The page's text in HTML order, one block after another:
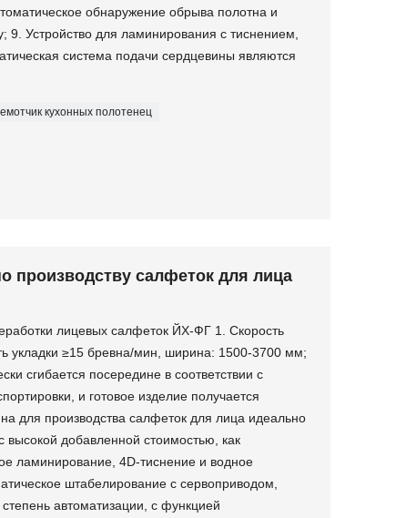
обнаружение обрыва полотна и
9. Устройство для ламинирования с тиснением,
система подачи сердцевины являются
кухонных полотенец
производству салфеток для лица
лицевых салфеток ЙХ-ФГ 1. Скорость
укладки ≥15 бревна/мин, ширина: 1500-3700 мм;
сгибается посередине в соответствии с
и готовое изделие получается
для производства салфеток для лица идеально
высокой добавленной стоимостью, как
ламинирование, 4D-тиснение и водное
штабелирование с сервоприводом,
автоматизации, с функцией